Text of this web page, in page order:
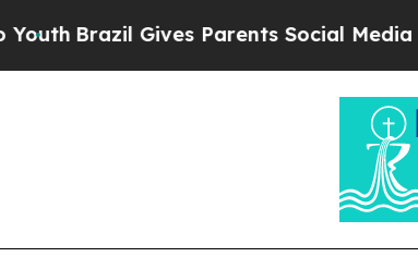
Brazil Gives Parents Social Media